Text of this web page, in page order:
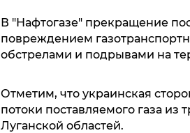
В "Нафтогазе" прекращение
повреждением
обстрелами и подрывами на
Отметим, что украинская
потоки поставляемого газа
Луганской областей.